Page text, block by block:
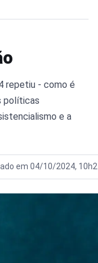
repetiu - como é
políticas
e a
em 04/10/2024,